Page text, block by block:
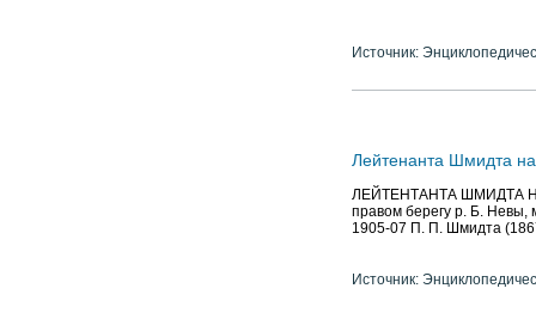
Источник:
Лейтенанта Шмидта
ЛЕЙТЕНТАНТА ШМИДТА
правом берегу р. Б. Невы,
1905-07 П. П. Шмидта
Источник: